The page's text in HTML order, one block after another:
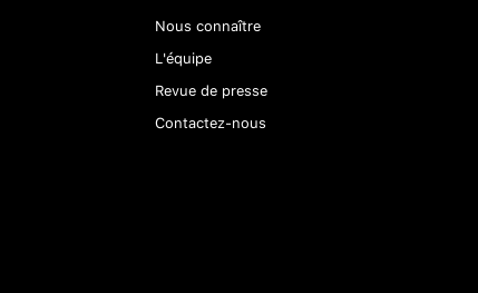
Nous connaître
L'équipe
Revue de presse
Contactez-nous